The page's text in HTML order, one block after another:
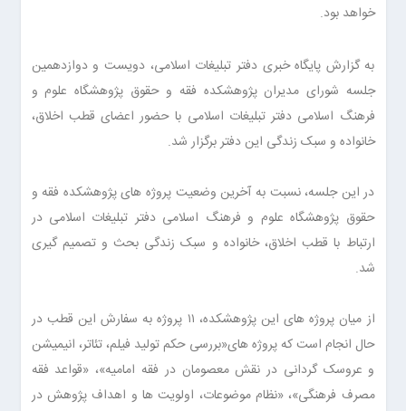
خواهد بود.
به گزارش پایگاه خبری دفتر تبلیغات اسلامی، دویست و دوازدهمین
جلسه شورای مدیران پژوهشکده فقه و حقوق پژوهشگاه علوم و
فرهنگ اسلامی دفتر تبلیغات اسلامی با حضور اعضای قطب اخلاق،
خانواده و سبک زندگی این دفتر برگزار شد.
در این جلسه، نسبت به آخرین وضعیت پروژه های پژوهشکده فقه و
حقوق پژوهشگاه علوم و فرهنگ اسلامی دفتر تبلیغات اسلامی در
ارتباط با قطب اخلاق، خانواده و سبک زندگی بحث و تصمیم ‌گیری
شد.
از میان پروژه های این پژوهشکده، ۱۱ پروژه به سفارش این قطب در
حال انجام است که پروژه های«بررسی حکم تولید فیلم، تئاتر، انیمیشن
و عروسک گردانی در نقش معصومان در فقه امامیه»، «قواعد فقه
مصرف فرهنگی»، «نظام موضوعات، اولویت ها و اهداف پژوهش در